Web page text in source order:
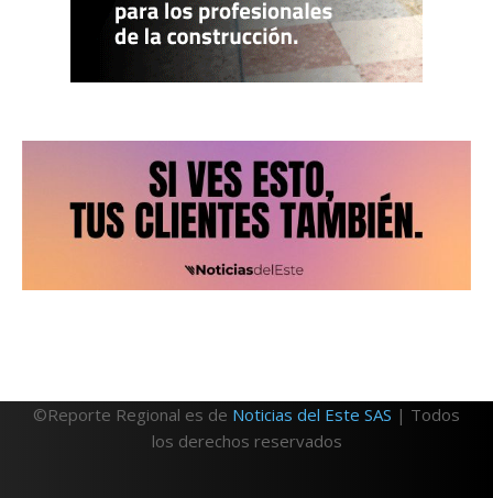
©Reporte Regional es de Noticias del Este SAS | Todos
los derechos reservados